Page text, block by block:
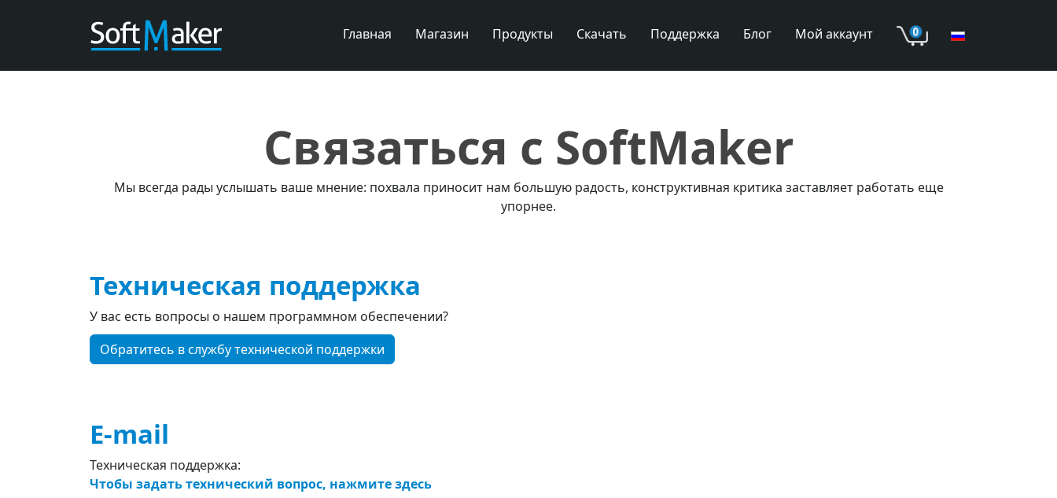
Главная Магазин Продукты Скачать Поддержка Блог Мой аккаунт
Связаться с SoftMaker
Мы всегда рады услышать ваше мнение: похвала приносит нам большую радость, конструктивная критика заставляет работать еще
упорнее.
Техническая поддержка
У вас есть вопросы о нашем программном обеспечении?
Обратитесь в службу технической поддержки
E-mail
Техническая поддержка:
Чтобы задать технический вопрос, нажмите здесь